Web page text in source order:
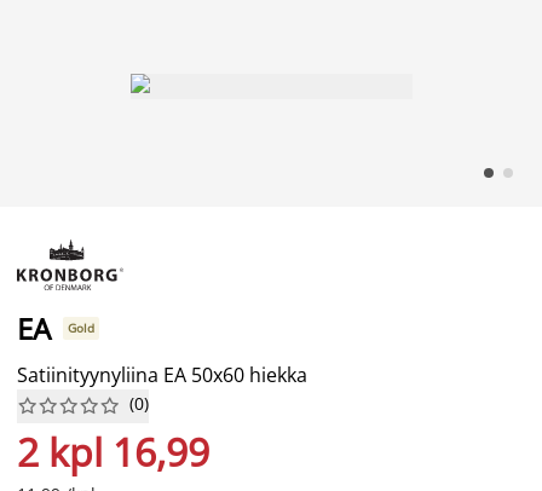
EA Gold
Satiinityynyliina EA 50x60 hiekka





 (0)
2 kpl 16,99